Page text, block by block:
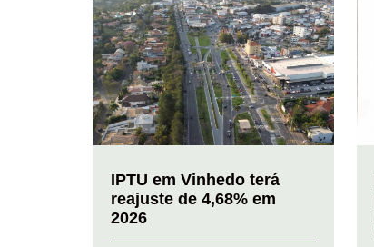
IPTU em Vinhedo terá
reajuste de 4,68% em
2026